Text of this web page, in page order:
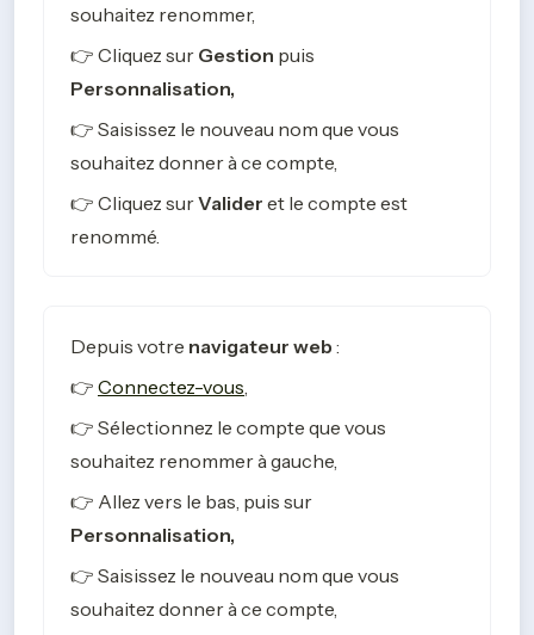
souhaitez renommer,
👉 Cliquez sur Gestion
Personnalisation,
👉 Saisissez le nouveau nom que vous
souhaitez donner à ce compte,
👉 Cliquez sur Valider et le compte est
renommé.
Depuis votre navigateur web :
👉 Connectez-vous
👉 Sélectionnez le compte que vous
souhaitez renommer à gauche,
Personnalisation,
👉 Saisissez le nouveau nom que vous
souhaitez donner à ce compte,